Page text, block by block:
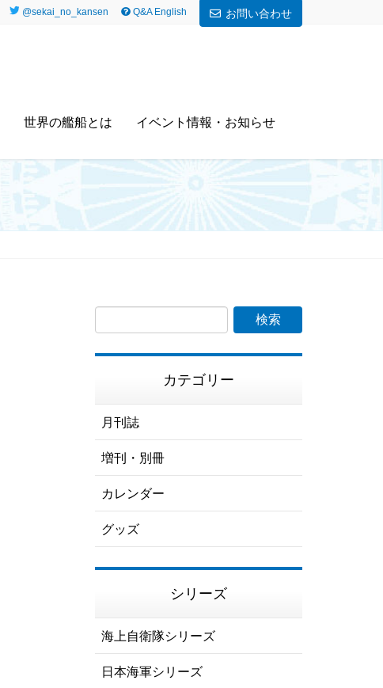
@sekai_no_kansen Q&A English お問い合わせ
世界の艦船とは イベント情報・お知らせ
カテゴリー
月刊誌
増刊・別冊
カレンダー
グッズ
シリーズ
海上自衛隊シリーズ
日本海軍シリーズ